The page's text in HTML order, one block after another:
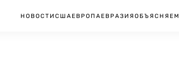
НОВОСТИ США ЕВРОПА ЕВРАЗИЯ ОБЪЯСНЯЕМ